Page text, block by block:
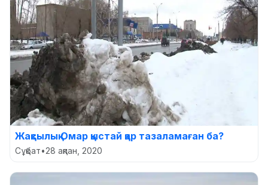
Жақсылық Омар қыстай қар тазаламаған ба?
Сұқбат•28 ақпан, 2020